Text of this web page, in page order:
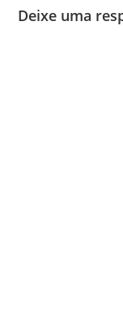
Deixe uma